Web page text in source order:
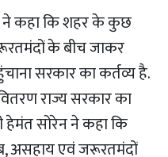
ने कहा कि शहर के कुछ
के बीच जाकर
सरकार का कर्तव्य है.
राज्य सरकार का
हेमंत सोरेन ने कहा कि
असहाय एवं जरूरतमंदों